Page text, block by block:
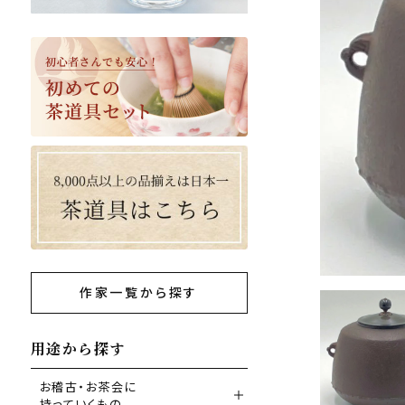
作家一覧から探す
用途から探す
お稽古・お茶会に